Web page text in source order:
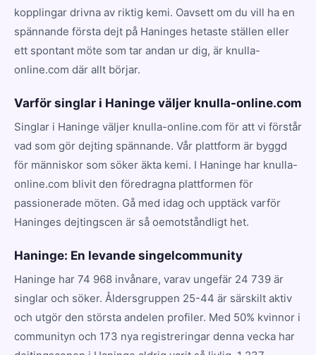
kopplingar drivna av riktig kemi. Oavsett om du vill ha en
spännande första dejt på Haninges hetaste ställen eller
ett spontant möte som tar andan ur dig, är knulla-
online.com där allt börjar.
Varför singlar i Haninge väljer knulla-online.com
Singlar i Haninge väljer knulla-online.com för att vi förstår
vad som gör dejting spännande. Vår plattform är byggd
för människor som söker äkta kemi. I Haninge har knulla-
online.com blivit den föredragna plattformen för
passionerade möten. Gå med idag och upptäck varför
Haninges dejtingscen är så oemotståndligt het.
Haninge: En levande singelcommunity
Haninge har 74 968 invånare, varav ungefär 24 739 är
singlar och söker. Åldersgruppen 25-44 är särskilt aktiv
och utgör den största andelen profiler. Med 50% kvinnor i
communityn och 173 nya registreringar denna vecka har